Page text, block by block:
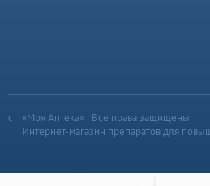
«Моя Аптека» | Все права защищены
Интернет-магазин препаратов для